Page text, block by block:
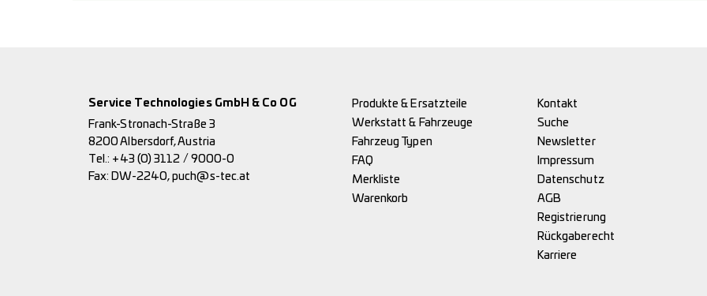
Service Technologies GmbH & Co OG
Frank-Stronach-Straße 3
8200 Albersdorf, Austria
Tel.: +43 (0) 3112 / 9000-0
Fax: DW-2240,puch@s-tec.at
Produkte & Ersatzteile
Werkstatt & Fahrzeuge
Fahrzeug Typen
FAQ
Merkliste
Warenkorb
Kontakt
Suche
Newsletter
Impressum
Datenschutz
AGB
Registrierung
Rückgaberecht
Karriere